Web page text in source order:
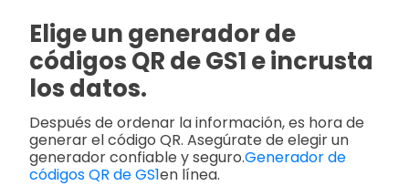
Elige un generador de
códigos QR de GS1 e incrusta
los datos.
Después de ordenar la información, es hora de
generar el código QR. Asegúrate de elegir un
generador confiable y seguro.Generador de
códigos QR de GS1en línea.